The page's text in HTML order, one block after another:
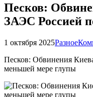
Песков:
ЗАЭС Россией
1 октября 2025Разное
Песков: Обвинения
меньшей мере глупы